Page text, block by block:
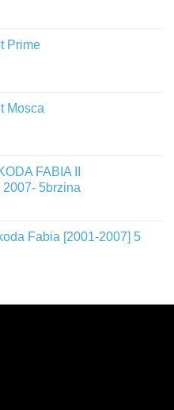
Prime
Mosca
FABIA II
5brzina
Fabia [2001-2007] 5